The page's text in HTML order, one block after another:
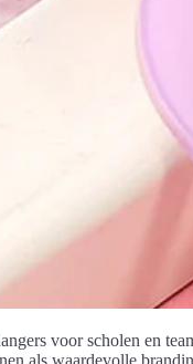
voor scholen en